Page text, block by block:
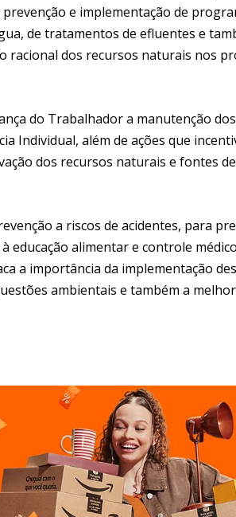
e implementação de
de tratamentos de efluentes e
racional dos recursos naturais nos
do Trabalhador a manutenção dos
Individual, além de ações que
dos recursos naturais e fontes
a riscos de acidentes, para
educação alimentar e controle
a importância da implementação
ambientais e também a